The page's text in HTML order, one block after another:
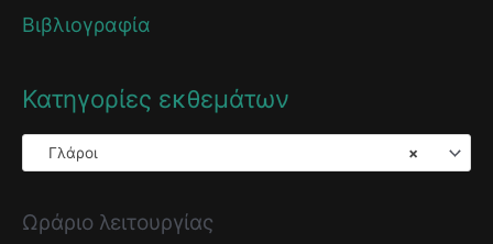
Βιβλιογραφία
Κατηγορίες εκθεμάτων
×
Γλάροι
Ωράριο λειτουργίας